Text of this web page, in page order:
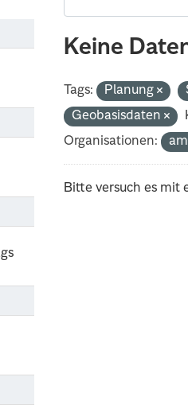
Keine
Tags: Planung
Geobasisdaten
Organisationen:
Bitte versuch es mit